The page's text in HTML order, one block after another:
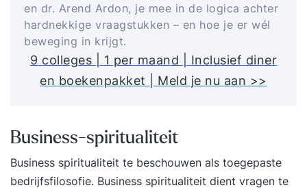
en dr. Arend Ardon, je mee in de logica achter
hardnekkige vraagstukken – en hoe je er wél
beweging in krijgt.
9 colleges | 1 per maand | Inclusief diner
en boekenpakket | Meld je nu aan >>
Business-spiritualiteit
Business spiritualiteit te beschouwen als toegepaste
bedrijfsfilosofie. Business spiritualiteit dient vragen te